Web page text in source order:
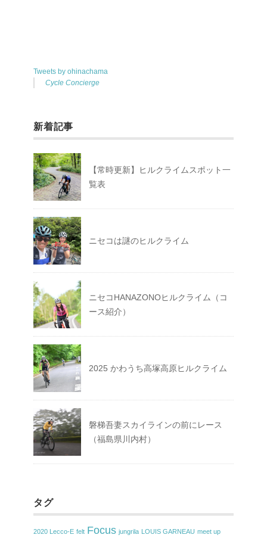
Tweets by ohinachama
Cycle Concierge
新着記事
【常時更新】ヒルクライムスポット一
覧表
ニセコは謎のヒルクライム
ニセコHANAZONOヒルクライム（コ
ース紹介）
2025 かわうち高塚高原ヒルクライム
磐梯吾妻スカイラインの前にレース
（福島県川内村）
タグ
2020 Lecco-E felt Focus jungrila LOUIS GARNEAU meet up